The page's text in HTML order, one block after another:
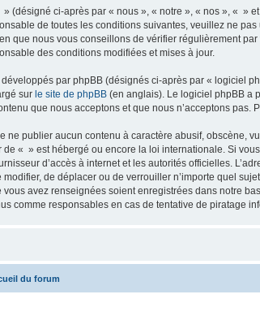
(désigné ci-après par « nous », « notre », « nos », « »
de toutes les conditions suivantes, veuillez ne
que nous vous conseillons de vérifier régulièrement
des conditions modifiées et mises à jour.
développés par phpBB (désignés ci-après par « logiciel
sur le site de phpBB (en anglais). Le logiciel phpBB a
que nous acceptons et que nous n’acceptons pas.
ne publier aucun contenu à caractère abusif, obscène,
de « » est hébergé ou encore la loi internationale. Si
d’accès à internet et les autorités officielles.
modifier, de déplacer ou de verrouiller n’importe quel
vous avez renseignées soient enregistrées dans notre
comme responsables en cas de tentative de piratage
du forum